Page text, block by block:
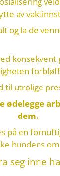
av
og la de
til utrolige
ødelegge
dem.
på en
hundens
seg inne